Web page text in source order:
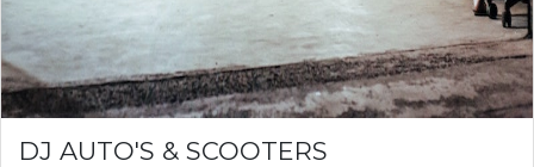
DJ AUTO'S & SCOOTERS